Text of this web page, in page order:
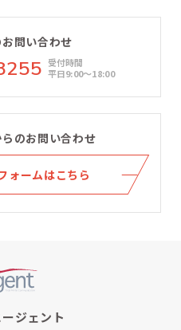
問い合わせ
受付時間
平日9:00〜18:00
のお問い合わせ
ォームはこちら
ジェント